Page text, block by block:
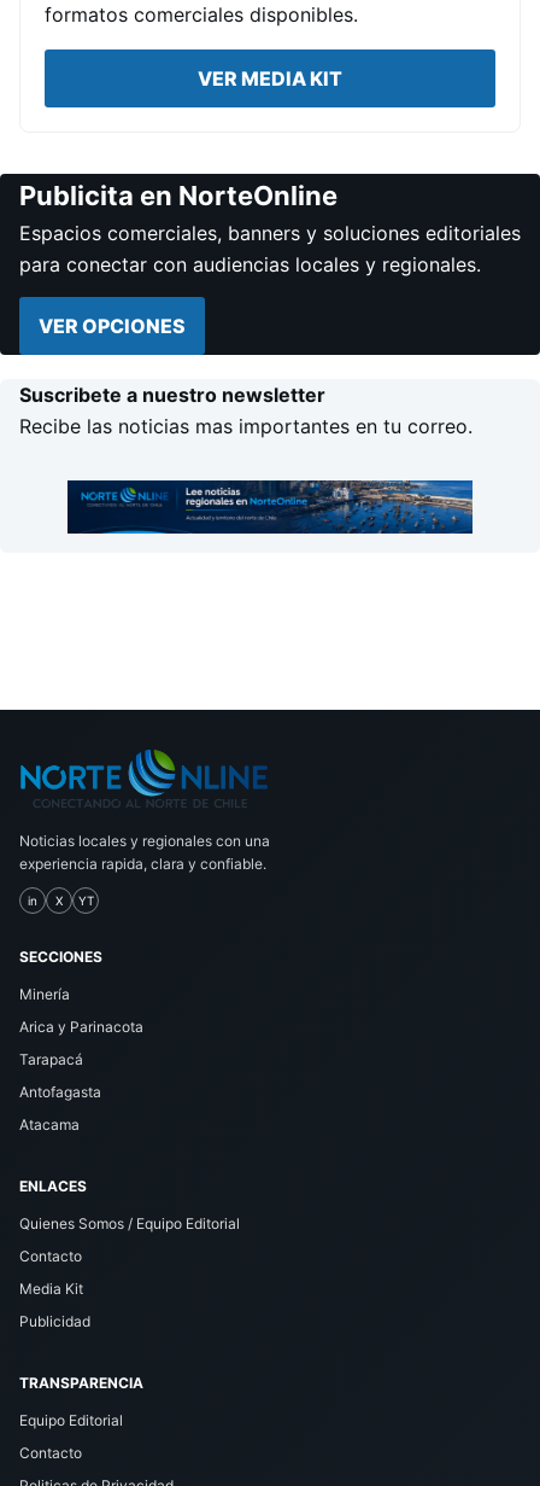
formatos comerciales disponibles.
VER MEDIA KIT
Publicita en NorteOnline
Espacios comerciales, banners y soluciones editoriales
para conectar con audiencias locales y regionales.
VER OPCIONES
Suscribete a nuestro newsletter
Recibe las noticias mas importantes en tu correo.
Noticias locales y regionales con una
experiencia rapida, clara y confiable.
in X YT
SECCIONES
Minería
Arica y Parinacota
Tarapacá
Antofagasta
Atacama
ENLACES
Quienes Somos / Equipo Editorial
Contacto
Media Kit
Publicidad
TRANSPARENCIA
Equipo Editorial
Contacto